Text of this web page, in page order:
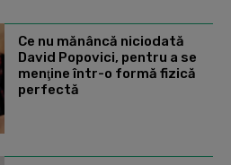
Ce nu mănâncă niciodată
David Popovici, pentru a se
menţine într-o formă fizică
perfectă